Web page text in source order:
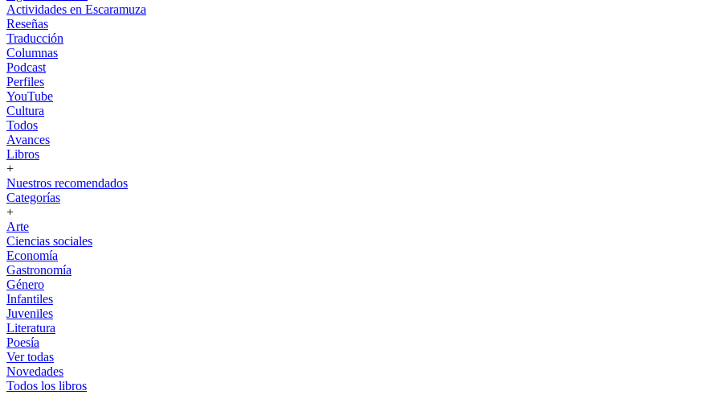
Actividades en Escaramuza
Reseñas
Traducción
Columnas
Podcast
Perfiles
YouTube
Cultura
Todos
Avances
Libros
+
Nuestros recomendados
Categorías
+
Arte
Ciencias sociales
Economía
Gastronomía
Género
Infantiles
Juveniles
Literatura
Poesía
Ver todas
Novedades
Todos los libros